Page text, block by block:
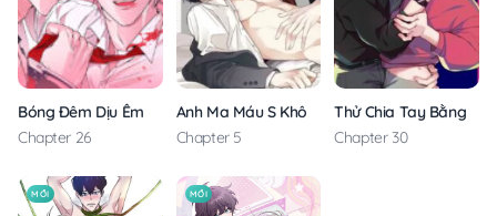
Bóng Đêm Dịu Êm
Chapter 26
Anh Ma Máu S Không Cho Tôi Ngủ Yên
Chapter 5
Thử Chia Tay Bằng
Chapter 30
MỚI MỚI